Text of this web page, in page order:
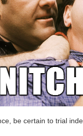
be certain to trial